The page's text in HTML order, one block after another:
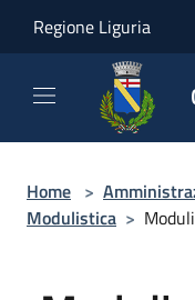
Regione Liguria
Home >
Modulistica >